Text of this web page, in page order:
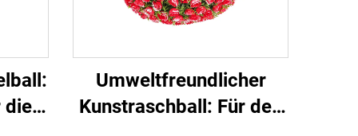
die
Umweltfreundlicher
Kunstraschball: Für den